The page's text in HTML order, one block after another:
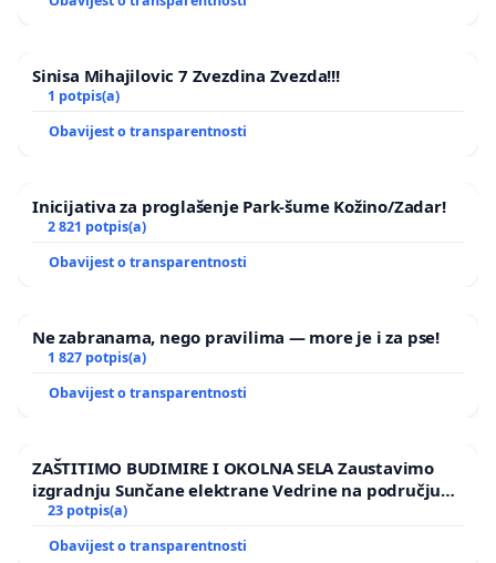
Sinisa Mihajilovic 7 Zvezdina Zvezda!!!
1 potpis(a)
Obavijest o transparentnosti
Inicijativa za proglašenje Park-šume Kožino/Zadar!
2 821 potpis(a)
Obavijest o transparentnosti
Ne zabranama, nego pravilima — more je i za pse!
1 827 potpis(a)
Obavijest o transparentnosti
ZAŠTITIMO BUDIMIRE I OKOLNA SELA Zaustavimo
izgradnju Sunčane elektrane Vedrine na području
Ugljana
23 potpis(a)
Obavijest o transparentnosti